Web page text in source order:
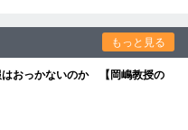
もっと見る
はおっかないのか 【岡嶋教授の